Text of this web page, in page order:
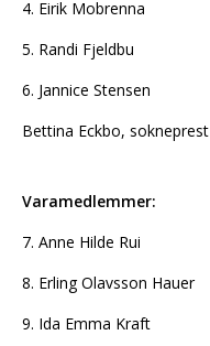
4. Eirik Mobrenna
5. Randi Fjeldbu
6. Jannice Stensen
Bettina Eckbo, sokneprest
Varamedlemmer:
7. Anne Hilde Rui
8. Erling Olavsson Hauer
9. Ida Emma Kraft